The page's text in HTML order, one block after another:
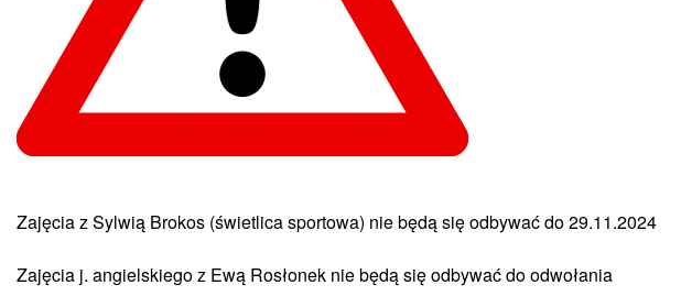
Zajęcia z Sylwią Brokos (świetlica sportowa) nie będą się odbywać do 29.11.2024
Zajęcia j. angielskiego z Ewą Rosłonek nie będą się odbywać do odwołania